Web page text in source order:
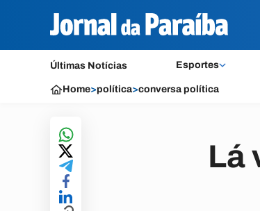
Últimas Notícias Esportes
Home>política>conversa política
Lá